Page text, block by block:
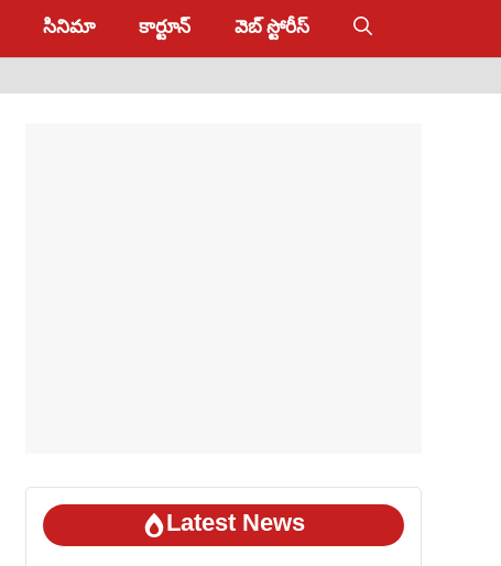
సినిమా కార్టూన్ వెబ్ స్టోరీస్
Latest News